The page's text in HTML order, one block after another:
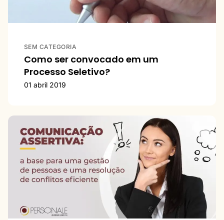
SEM CATEGORIA
Como ser convocado em um
Processo Seletivo?
01 abril 2019